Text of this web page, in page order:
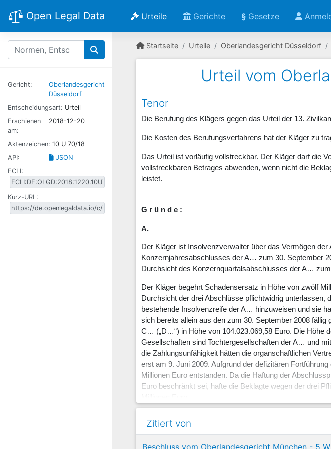
Open Legal Data Urteile Gerichte § Gesetze
Gericht:
Oberlandesgericht
Düsseldorf
Entscheidungsart: Urteil
Erschienen
am:
2018-12-20
Aktenzeichen: 10 U 70/18
API:
JSON
ECLI:
Kurz-URL:
Startseite Urteile Oberlandesgericht Düsseldorf
Urteil vom
Tenor
Die Berufung des Klägers gegen das Urteil der 13.
Die Kosten des Berufungsverfahrens hat der Kläger zu
Das Urteil ist vorläufig vollstreckbar. Der Kläger darf die
vollstreckbaren Betrages abwenden, wenn nicht die
leistet.
G r ü n d e :
A.
Der Kläger ist Insolvenzverwalter über das Vermögen
Konzernjahresabschlusses der A… zum 30. September
Durchsicht des Konzernquartalsabschlusses der A…
Der Kläger begehrt Schadensersatz in Höhe von zwölf
Durchsicht der drei Abschlüsse pflichtwidrig
bestehende Insolvenzreife der A… hinzuweisen und sie
sich bereits allein aus den zum 30. September 2008
C… („D…“) in Höhe von 104.023.069,58 Euro. Die Höhe
Gesellschaften sind Tochtergesellschaften der A… und
die Zahlungsunfähigkeit hätten die organschaftlichen
erst am 9. Juni 2009. Aufgrund der defizitären
Millionen Euro entstanden. Da die Haftung der
Euro beschränkt sei, hafte die Beklagte wegen der drei
2009 durch die A… an die Beklagte geleisteten
Hinsichtlich des Sach- und Streitstands und der
Zitiert von
Beschluss vom Oberlandesgericht München - 5